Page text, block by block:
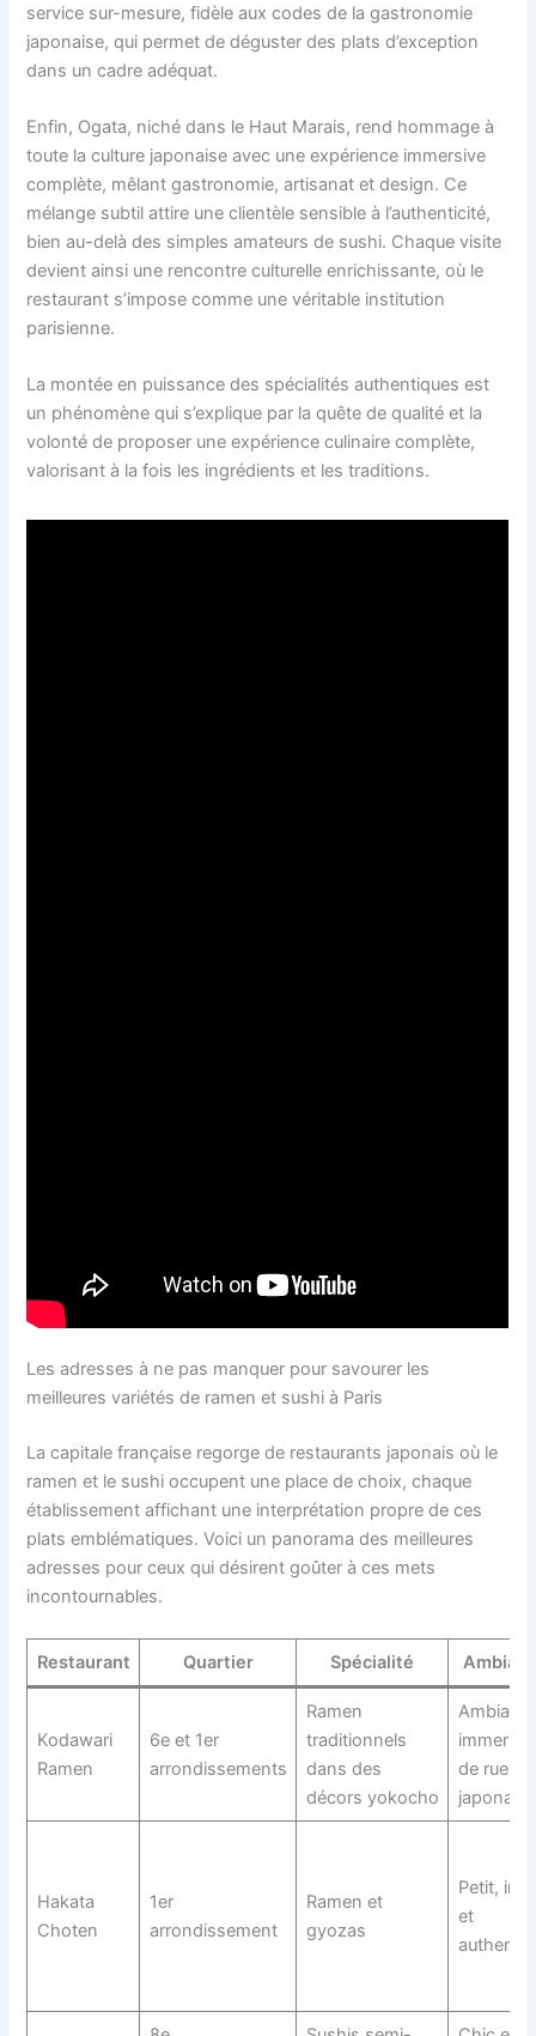
service sur-mesure, fidèle aux codes de la gastronomie
japonaise, qui permet de déguster des plats d’exception
dans un cadre adéquat.
Enfin, Ogata, niché dans le Haut Marais, rend hommage à
toute la culture japonaise avec une expérience immersive
complète, mêlant gastronomie, artisanat et design. Ce
mélange subtil attire une clientèle sensible à l’authenticité,
bien au-delà des simples amateurs de sushi. Chaque visite
devient ainsi une rencontre culturelle enrichissante, où le
restaurant s’impose comme une véritable institution
parisienne.
La montée en puissance des spécialités authentiques est
un phénomène qui s’explique par la quête de qualité et la
volonté de proposer une expérience culinaire complète,
valorisant à la fois les ingrédients et les traditions.
Les adresses à ne pas manquer pour savourer les
meilleures variétés de ramen et sushi à Paris
La capitale française regorge de restaurants japonais où le
ramen et le sushi occupent une place de choix, chaque
établissement affichant une interprétation propre de ces
plats emblématiques. Voici un panorama des meilleures
adresses pour ceux qui désirent goûter à ces mets
incontournables.
Restaurant Quartier Spécialité
Kodawari
Ramen
6e et 1er
arrondissements
Ramen
traditionnels
dans des
décors yokocho
de ruelles
Hakata
Choten
1er
arrondissement
Ramen et
gyozas
Petit,
et